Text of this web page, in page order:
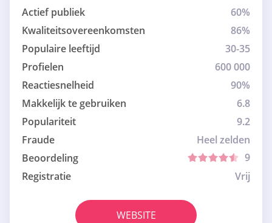
Actief publiek
60%
Kwaliteitsovereenkomsten
86%
Populaire leeftijd
30-35
Profielen
600 000
Reactiesnelheid
90%
Makkelijk te gebruiken
6.8
Populariteit
9.2
Fraude
Heel zelden
Beoordeling
9
Registratie
Vrij
WEBSITE